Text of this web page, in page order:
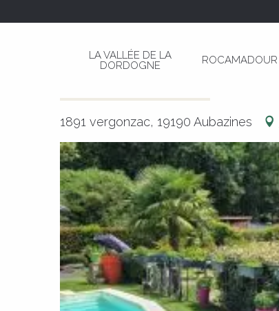
LA VALLÉE DE LA
DORDOGNE
ROCAMADOUR
Gite CAPUCINE
1891 vergonzac, 19190 Aubazines